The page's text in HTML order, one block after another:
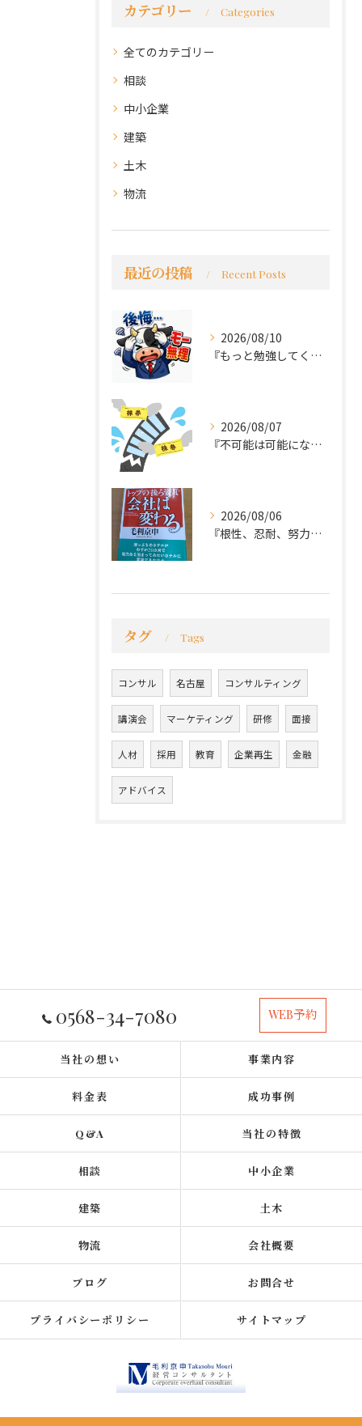
カテゴリー Categories
全てのカテゴリー
相談
中小企業
建築
土木
物流
最近の投稿 Recent Posts
2026/08/10
『もっと勉強してくれば良かった～後悔先にたたず』
2026/08/07
『不可能は可能になる』
2026/08/06
『根性、忍耐、努力という言葉は死語なのか』
タグ Tags
コンサル 名古屋 コンサルティング
講演会 マーケティング 研修 面接
人材 採用 教育 企業再生 金融
アドバイス
0568-34-7080 WEB予約
当社の想い 事業内容
料金表 成功事例
Q&A 当社の特徴
相談 中小企業
建築 土木
物流 会社概要
ブログ お問合せ
プライバシーポリシー サイトマップ